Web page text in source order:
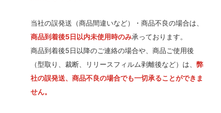
当社の誤発送（商品間違いなど）・商品不良の場合は、
商品到着後5日以内未使用時のみ承っております。
商品到着後5日以降のご連絡の場合や、商品ご使用後
（型取り、裁断、リリースフィルム剥離後など）は、 弊
社の誤発送、商品不良の場合でも一切承ることができま
せん。